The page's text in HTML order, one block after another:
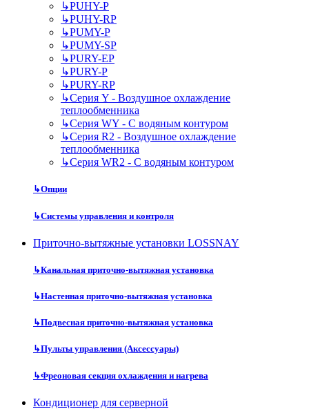
↳PUHY-P
↳PUHY-RP
↳PUMY-P
↳PUMY-SP
↳PURY-EP
↳PURY-P
↳PURY-RP
↳Серия Y - Воздушное охлаждение
теплообменника
↳Серия WY - С водяным контуром
↳Серия R2 - Воздушное охлаждение
теплообменника
↳Серия WR2 - С водяным контуром
↳Опции
↳Системы управления и контроля
Приточно-вытяжные установки LOSSNAY
↳Канальная приточно-вытяжная установка
↳Настенная приточно-вытяжная установка
↳Подвесная приточно-вытяжная установка
↳Пульты управления (Аксессуары)
↳Фреоновая секция охлаждения и нагрева
Кондиционер для серверной